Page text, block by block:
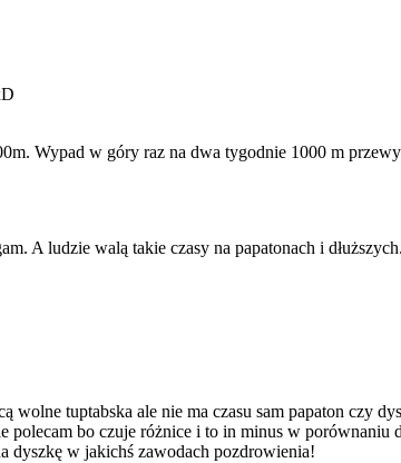
Wypad w góry raz na dwa tygodnie 1000 m
A ludzie walą takie czasy na papatonach i
wolne tuptabska ale nie ma czasu sam papaton czy
polecam bo czuje różnice i to in minus w
dyszkę w jakichś zawodach pozdrowienia!